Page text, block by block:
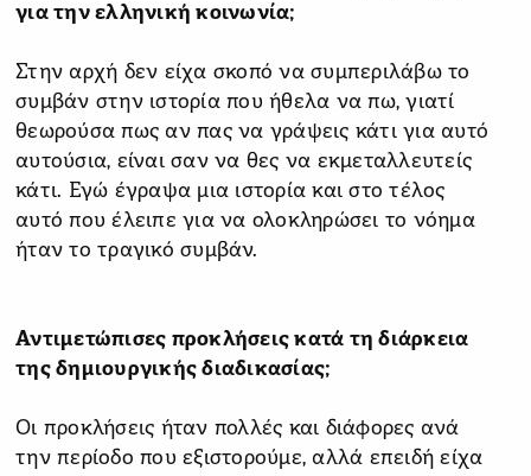
για την ελληνική κοινωνία;
Στην αρχή δεν είχα σκοπό να συμπεριλάβω το
συμβάν στην ιστορία που ήθελα να πω, γιατί
θεωρούσα πως αν πας να γράψεις κάτι για αυτό
αυτούσια, είναι σαν να θες να εκμεταλλευτείς
κάτι. Εγώ έγραψα μια ιστορία και στο τέλος
αυτό που έλειπε για να ολοκληρώσει το νόημα
ήταν το τραγικό συμβάν.
Αντιμετώπισες προκλήσεις κατά τη διάρκεια
της δημιουργικής διαδικασίας;
Οι προκλήσεις ήταν πολλές και διάφορες ανά
την περίοδο που εξιστορούμε, αλλά επειδή είχα